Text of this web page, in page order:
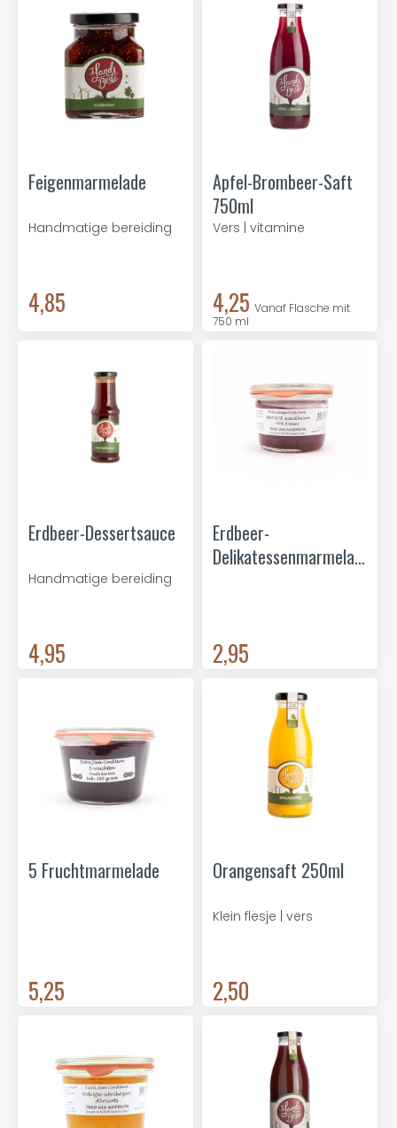
Feigenmarmelade
Handmatige bereiding
4,85
Apfel-Brombeer-Saft
750ml
Vers | vitamine
4,25 Vanaf Flasche mit
750 ml
Erdbeer-Dessertsauce
Handmatige bereiding
4,95
Erdbeer-
Delikatessenmarmelade
2,95
5 Fruchtmarmelade
5,25
Orangensaft 250ml
Klein flesje | vers
2,50